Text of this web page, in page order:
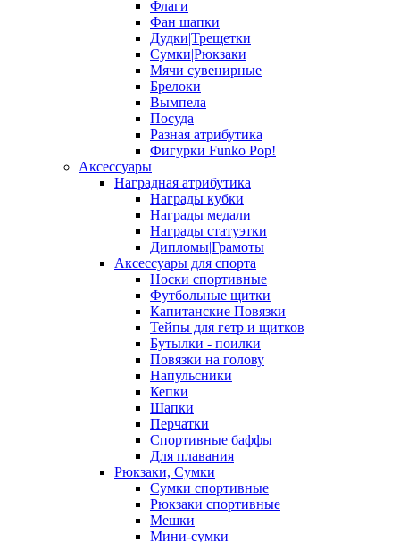
Флаги
Фан шапки
Дудки|Трещетки
Сумки|Рюкзаки
Мячи сувенирные
Брелоки
Вымпела
Посуда
Разная атрибутика
Фигурки Funko Pop!
Аксессуары
Наградная атрибутика
Награды кубки
Награды медали
Награды статуэтки
Дипломы|Грамоты
Аксессуары для спорта
Носки спортивные
Футбольные щитки
Капитанские Повязки
Тейпы для гетр и щитков
Бутылки - поилки
Повязки на голову
Напульсники
Кепки
Шапки
Перчатки
Спортивные баффы
Для плавания
Рюкзаки, Сумки
Сумки спортивные
Рюкзаки спортивные
Мешки
Мини-сумки